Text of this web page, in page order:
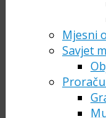
Mjesni
Savjet